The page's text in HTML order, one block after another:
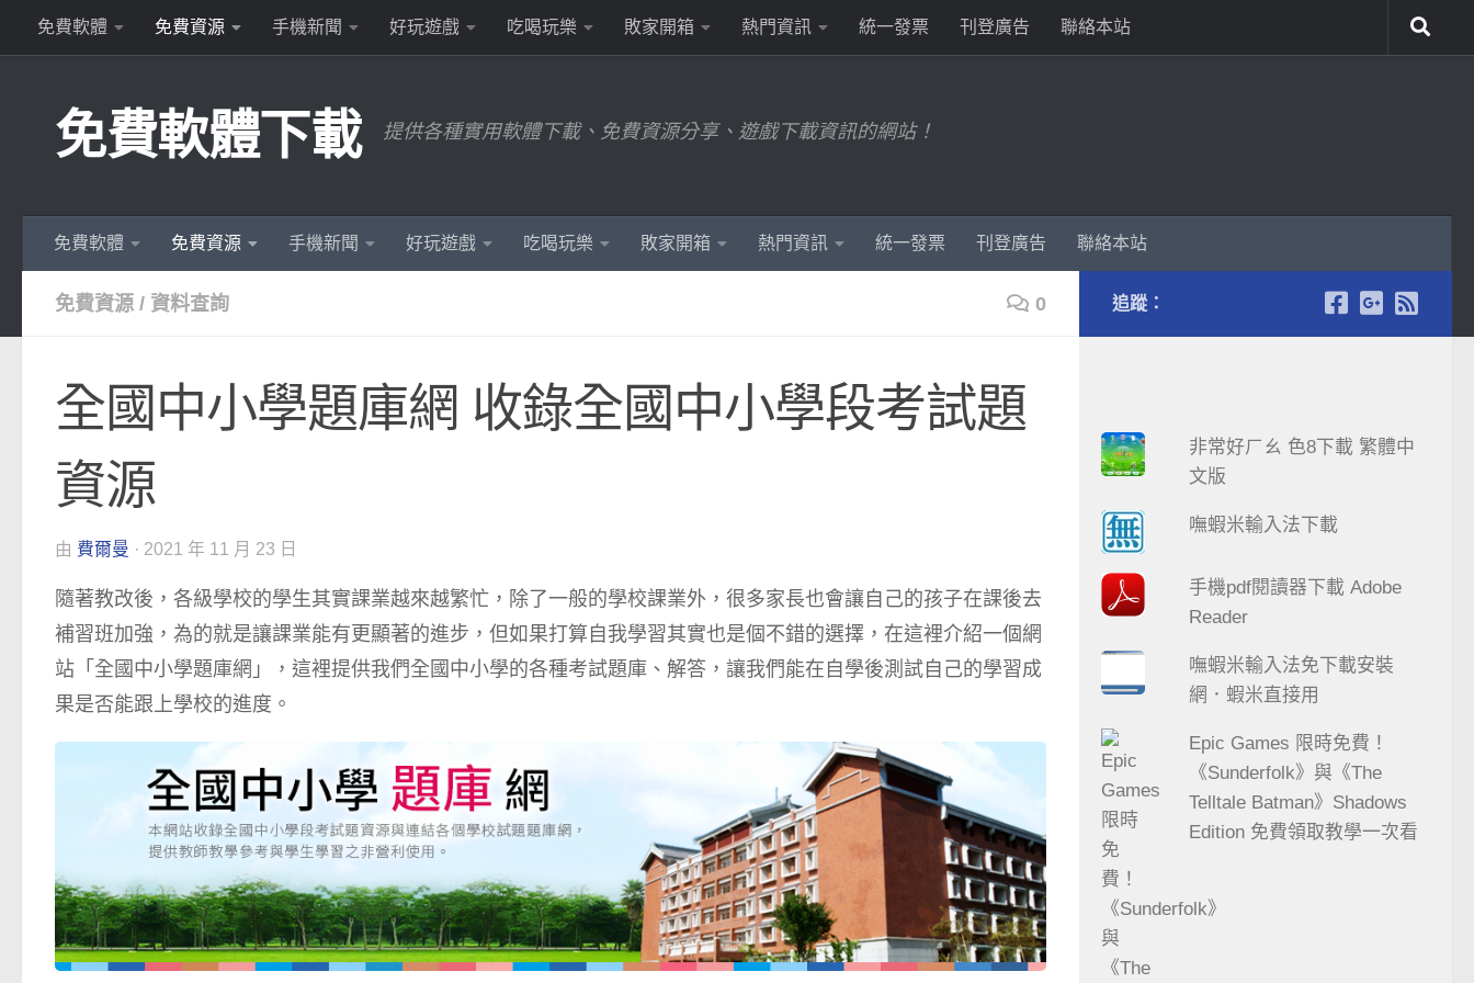
Skip to content
免費軟體 免費資源 手機新聞 好玩遊戲 吃喝玩樂 敗家開箱 熱門資訊 統一發票 刊登廣告 聯絡本站
免費軟體下載 提供各種實用軟體下載、免費資源分享、遊戲下載資訊的網站！
免費軟體 免費資源 手機新聞 好玩遊戲 吃喝玩樂 敗家開箱 熱門資訊 統一發票 刊登廣告 聯絡本站
免費資源 / 資料查詢 0
全國中小學題庫網 收錄全國中小學段考試題
資源
由 費爾曼 · 2021 年 11 月 23 日
隨著教改後，各級學校的學生其實課業越來越繁忙，除了一般的學校課業外，很多家長也會讓自己的孩子在課後去
補習班加強，為的就是讓課業能有更顯著的進步，但如果打算自我學習其實也是個不錯的選擇，在這裡介紹一個網
站「全國中小學題庫網」，這裡提供我們全國中小學的各種考試題庫、解答，讓我們能在自學後測試自己的學習成
果是否能跟上學校的進度。
追蹤：
非常好ㄏㄠ 色8下載 繁體中
文版
嘸蝦米輸入法下載
手機pdf閱讀器下載 Adobe
Reader
嘸蝦米輸入法免下載安裝
網．蝦米直接用
Epic Games 限時免費！
《Sunderfolk》與《The
Telltale Batman》Shadows
Edition 免費領取教學一次看